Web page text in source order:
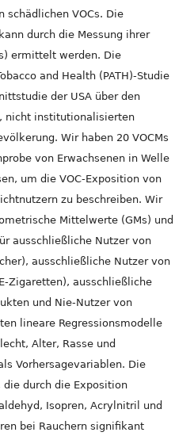
schädlichen VOCs. Die
durch die Messung ihrer
ermittelt werden. Die
and Health (PATH)-Studie
der USA über den
nicht institutionalisierten
Wir haben 20 VOCMs
von Erwachsenen in Welle
um die VOC-Exposition von
zu beschreiben. Wir
Mittelwerte (GMs) und
ausschließliche Nutzer von
ausschließliche Nutzer von
Zigaretten), ausschließliche
und Nie-Nutzer von
lineare Regressionsmodelle
Alter, Rasse und
Vorhersagevariablen. Die
die durch die Exposition
Isopren, Acrylnitril und
bei Rauchern signifikant